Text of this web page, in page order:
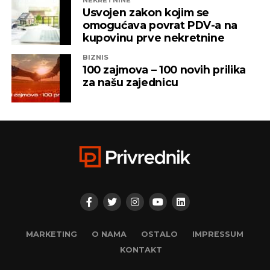
Iz “Infinity-ja” su tada saopštili da će bez posla ostati
oko 800 ljudi, a spas su potražili u registrovanju
novih kompanija i promjenama vlasničke strukture,
pretvarajućći dotatašnje rukovodioce u vlasnike.
„Invictus“ su prije mjesec dana osnovali menadžeri
„Prointera“ i „Siriusa”.
REKLAMA
Usvojen zakon kojim se
omogućava povrat PDV-a na
kupovinu prve nekretnine
BIZNIS
100 zajmova – 100 novih prilika
za našu zajednicu
MARKETING O NAMA OSTALO
IMPRESSUM
KONTAKT